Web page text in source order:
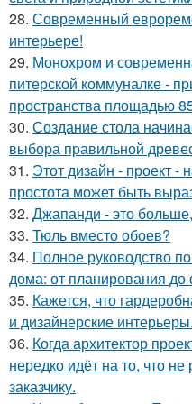
28. Современный
интерьере!
29. Монохром и
питерской коммуналке -
пространства площадью
30. Создание стола
выбора правильной
31. Этот дизайн - проект -
простота может быть
32. Джапанди - это
33. Тюль вместо обоев?
34. Полное руководство
дома: от планирования до
35. Кажется, что
и дизайнерские интерьеры.
36. Когда архитектор
нередко идёт на то, что
заказчику.